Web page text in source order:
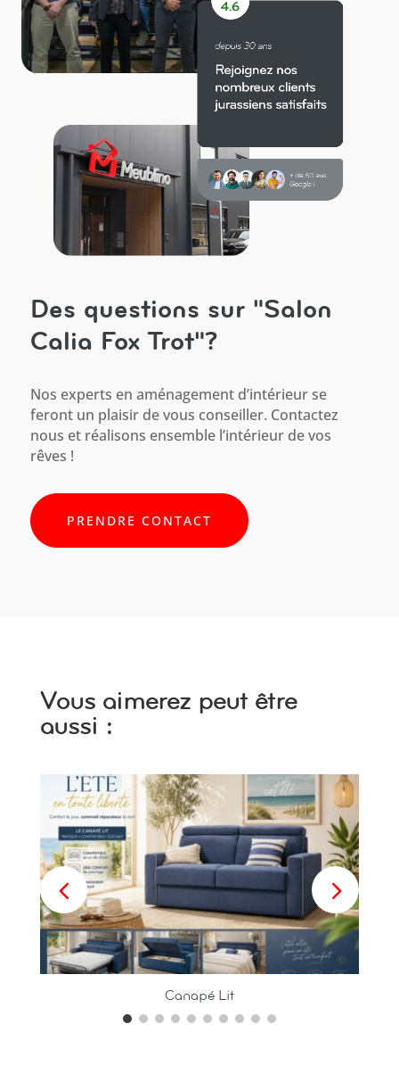
Des questions sur "Salon
Calia Fox Trot"?
Nos experts en aménagement d’intérieur se
feront un plaisir de vous conseiller. Contactez
nous et réalisons ensemble l’intérieur de vos
rêves !
PRENDRE CONTACT
Vous aimerez peut être
aussi :
Canapé Lit